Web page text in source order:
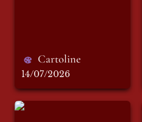
Cartoline
14/07/2026
A Valentina